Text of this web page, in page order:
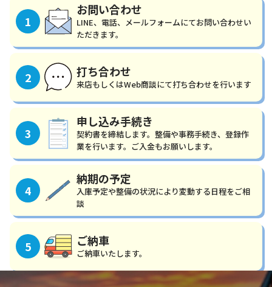
1
お問い合わせ
LINE、電話、メールフォームにてお問い合わせい
ただきます。
2 打ち合わせ
来店もしくはWeb商談にて打ち合わせを行います
3
申し込み手続き
契約書を締結します。整備や事務手続き、登録作
業を行います。ご入金もお願いします。
4
納期の予定
入庫予定や整備の状況により変動する日程をご相
談
5 ご納車
ご納車いたします。